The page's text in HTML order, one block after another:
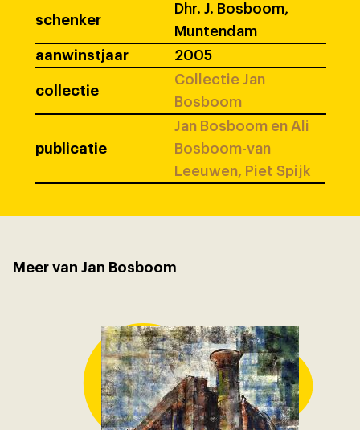
schenker
Dhr. J. Bosboom,
Muntendam
aanwinstjaar
2005
collectie
Collectie Jan
Bosboom
publicatie
Jan Bosboom en Ali
Bosboom-van
Leeuwen, Piet Spijk
Meer van Jan Bosboom